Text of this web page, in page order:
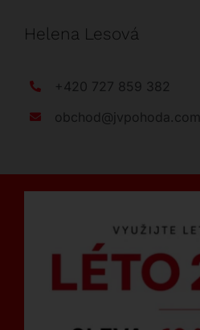
Helena Lesová
+420 727 859 382
obchod@jvpohoda.com